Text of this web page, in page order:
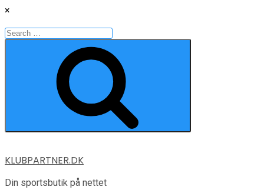
×
Search
for:
Skip
content
KLUBPARTNER.DK
Din sportsbutik på nettet